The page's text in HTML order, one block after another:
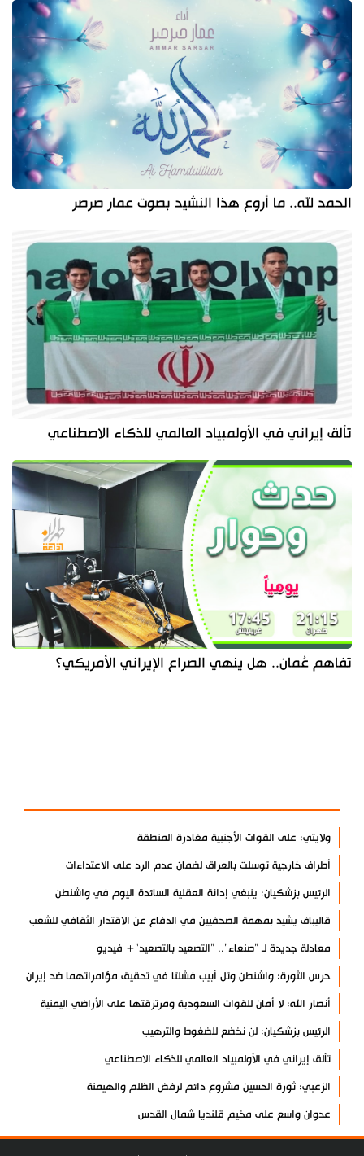
الحمد لله.. ما أروع هذا النشيد بصوت عمار صرصر
تألق إيراني في الأولمبياد العالمي للذكاء الاصطناعي
تفاهم عُمان.. هل ينهي الصراع الإيراني الأمريكي؟
ولايتي: على القوات الأجنبية مغادرة المنطقة
أطراف خارجية توسلت بالعراق لضمان عدم الرد على الاعتداءات
الرئيس بزشكيان: ينبغي إدانة العقلية السائدة اليوم في واشنطن
قاليباف يشيد بمهمة الصحفيين في الدفاع عن الاقتدار الثقافي للشعب
معادلة جديدة لـ "صنعاء".. "التصعيد بالتصعيد"+ فيديو
حرس الثورة: واشنطن وتل أبيب فشلتا في تحقيق مؤامراتهما ضد إيران
أنصار الله: لا أمان للقوات السعودية ومرتزقتها على الأراضي اليمنية
الرئيس بزشكيان: لن نخضع للضغوط والترهيب
تألق إيراني في الأولمبياد العالمي للذكاء الاصطناعي
الزعبي: ثورة الحسين مشروع دائم لرفض الظلم والهيمنة
عدوان واسع على مخيم قلنديا شمال القدس
دول عربية تشيد بإنجاز علمي إيراني